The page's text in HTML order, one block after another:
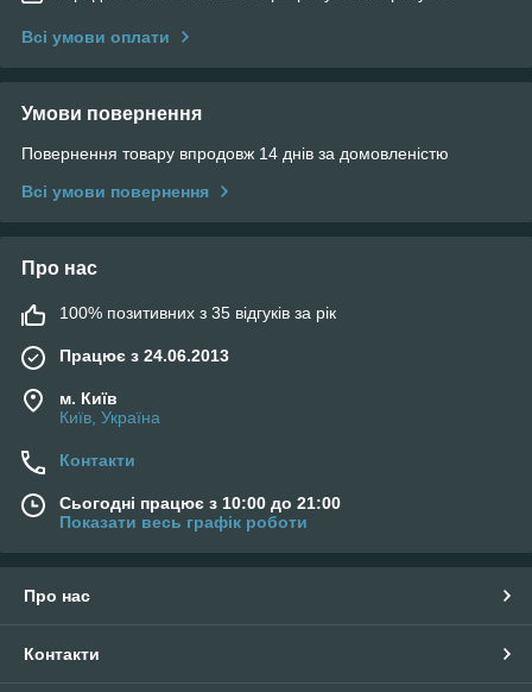
Всі умови оплати
Умови повернення
Повернення товару впродовж 14 днів за домовленістю
Всі умови повернення
Про нас
100% позитивних з 35 відгуків за рік
Працює з 24.06.2013
м. Київ
Київ, Україна
Контакти
Сьогодні працює з 10:00 до 21:00
Показати весь графік роботи
Про нас
Контакти